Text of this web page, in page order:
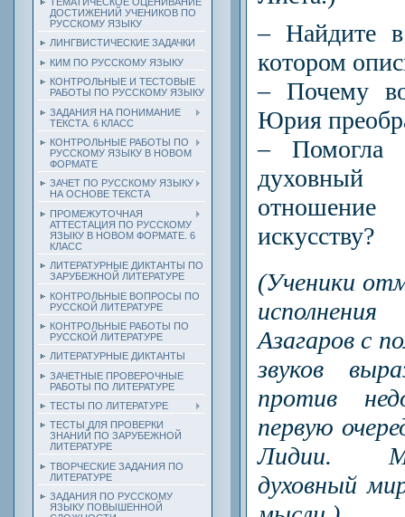
ДОСТИЖЕНИЙ УЧЕНИКОВ ПО
РУССКОМУ ЯЗЫКУ
ЛИНГВИСТИЧЕСКИЕ ЗАДАЧКИ
КИМ ПО РУССКОМУ ЯЗЫКУ
КОНТРОЛЬНЫЕ И ТЕСТОВЫЕ
РАБОТЫ ПО РУССКОМУ ЯЗЫКУ
ЗАДАНИЯ НА ПОНИМАНИЕ
ТЕКСТА. 6 КЛАСС
КОНТРОЛЬНЫЕ РАБОТЫ ПО
РУССКОМУ ЯЗЫКУ В НОВОМ
ФОРМАТЕ
ЗАЧЕТ ПО РУССКОМУ ЯЗЫКУ
НА ОСНОВЕ ТЕКСТА
ПРОМЕЖУТОЧНАЯ
АТТЕСТАЦИЯ ПО РУССКОМУ
ЯЗЫКУ В НОВОМ ФОРМАТЕ. 6
КЛАСС
ЛИТЕРАТУРНЫЕ ДИКТАНТЫ ПО
ЗАРУБЕЖНОЙ ЛИТЕРАТУРЕ
КОНТРОЛЬНЫЕ ВОПРОСЫ ПО
РУССКОЙ ЛИТЕРАТУРЕ
КОНТРОЛЬНЫЕ РАБОТЫ ПО
РУССКОЙ ЛИТЕРАТУРЕ
ЛИТЕРАТУРНЫЕ ДИКТАНТЫ
ЗАЧЕТНЫЕ ПРОВЕРОЧНЫЕ
РАБОТЫ ПО ЛИТЕРАТУРЕ
ТЕСТЫ ПО ЛИТЕРАТУРЕ
ТЕСТЫ ДЛЯ ПРОВЕРКИ
ЗНАНИЙ ПО ЗАРУБЕЖНОЙ
ЛИТЕРАТУРЕ
ТВОРЧЕСКИЕ ЗАДАНИЯ ПО
ЛИТЕРАТУРЕ
ЗАДАНИЯ ПО РУССКОМУ
ЯЗЫКУ ПОВЫШЕННОЙ
– Найдите в
котором
– Почему
Юрия
– Помогла
искусству?
(Ученики
Азагаров с
звуков
против
первую
Лидии.
духовный